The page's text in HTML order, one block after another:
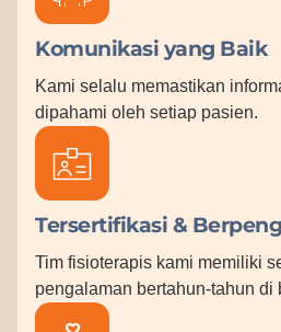
Komunikasi yang Baik
Kami selalu memastikan
dipahami oleh setiap pasien.
Tersertifikasi &
Tim fisioterapis kami memiliki
pengalaman bertahun-tahun di